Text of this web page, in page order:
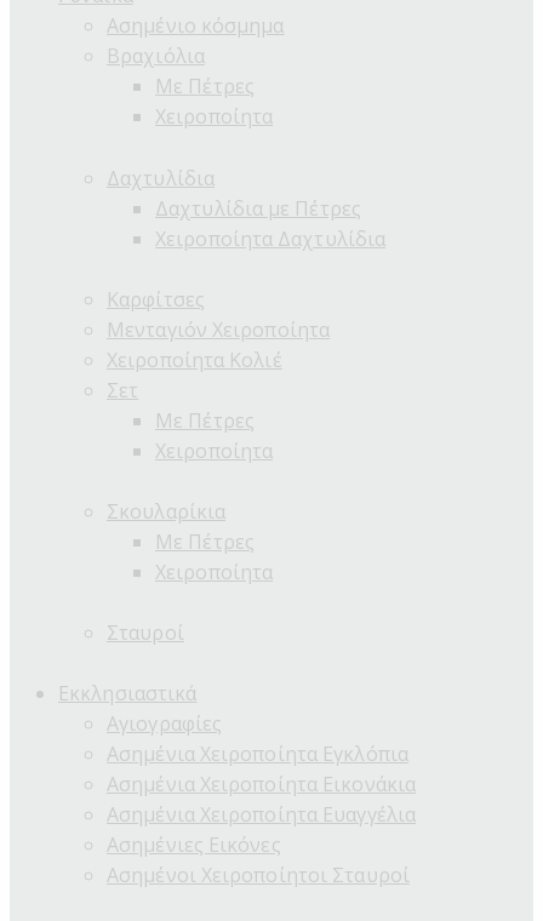
Ασημένιο κόσμημα
Βραχιόλια
Με Πέτρες
Χειροποίητα
Δαχτυλίδια
Δαχτυλίδια με Πέτρες
Χειροποίητα Δαχτυλίδια
Καρφίτσες
Μενταγιόν Χειροποίητα
Χειροποίητα Κολιέ
Σετ
Με Πέτρες
Χειροποίητα
Σκουλαρίκια
Με Πέτρες
Χειροποίητα
Σταυροί
Εκκλησιαστικά
Αγιογραφίες
Ασημένια Χειροποίητα Εγκλόπια
Ασημένια Χειροποίητα Εικονάκια
Ασημένια Χειροποίητα Ευαγγέλια
Ασημένιες Εικόνες
Ασημένοι Χειροποίητοι Σταυροί